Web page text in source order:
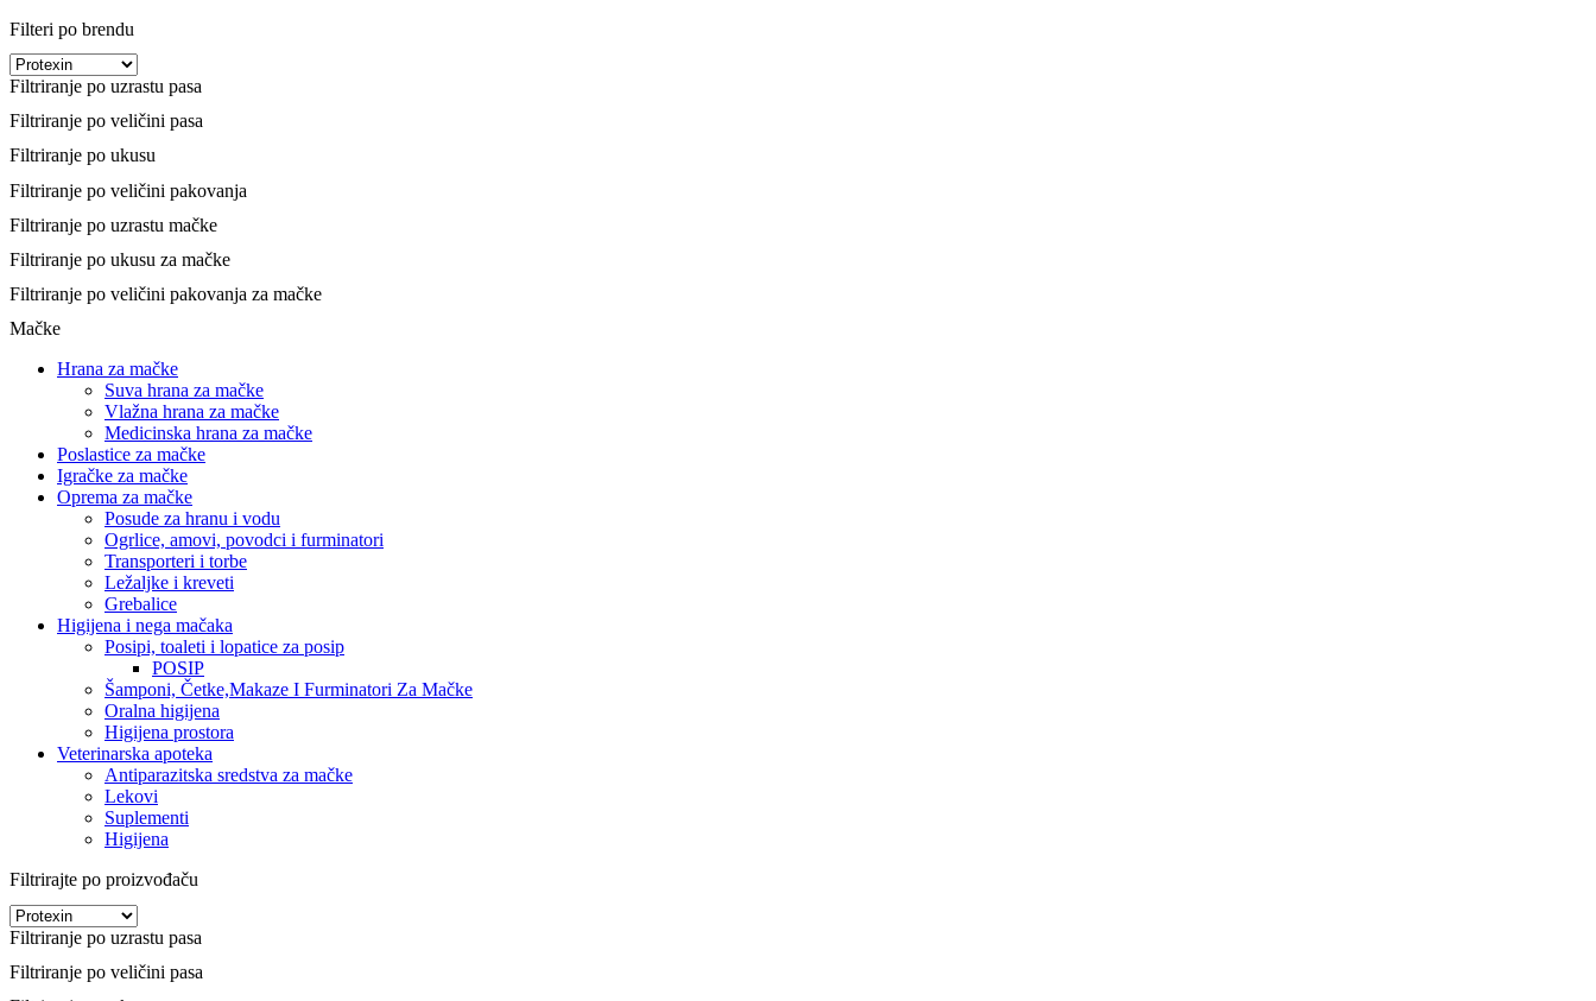
Filteri po brendu
Filtriranje po uzrastu pasa
Filtriranje po veličini pasa
Filtriranje po ukusu
Filtriranje po veličini pakovanja
Filtriranje po uzrastu mačke
Filtriranje po ukusu za mačke
Filtriranje po veličini pakovanja za mačke
Mačke
Hrana za mačke
Suva hrana za mačke
Vlažna hrana za mačke
Medicinska hrana za mačke
Poslastice za mačke
Igračke za mačke
Oprema za mačke
Posude za hranu i vodu
Ogrlice, amovi, povodci i furminatori
Transporteri i torbe
Ležaljke i kreveti
Grebalice
Higijena i nega mačaka
Posipi, toaleti i lopatice za posip
POSIP
Šamponi, Četke,Makaze I Furminatori Za Mačke
Oralna higijena
Higijena prostora
Veterinarska apoteka
Antiparazitska sredstva za mačke
Lekovi
Suplementi
Higijena
Filtrirajte po proizvođaču
Filtriranje po uzrastu pasa
Filtriranje po veličini pasa